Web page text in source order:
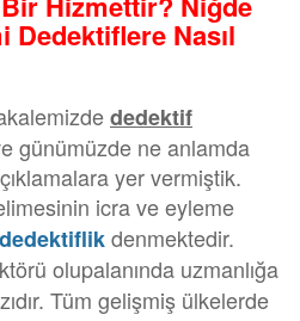
Dedektiflere Nasıl
dedektif
günümüzde ne anlamda
yer vermiştik.
icra ve eyleme
dedektiflikdenmektedir.
olupalanında uzmanlığa
Tüm gelişmiş ülkelerde